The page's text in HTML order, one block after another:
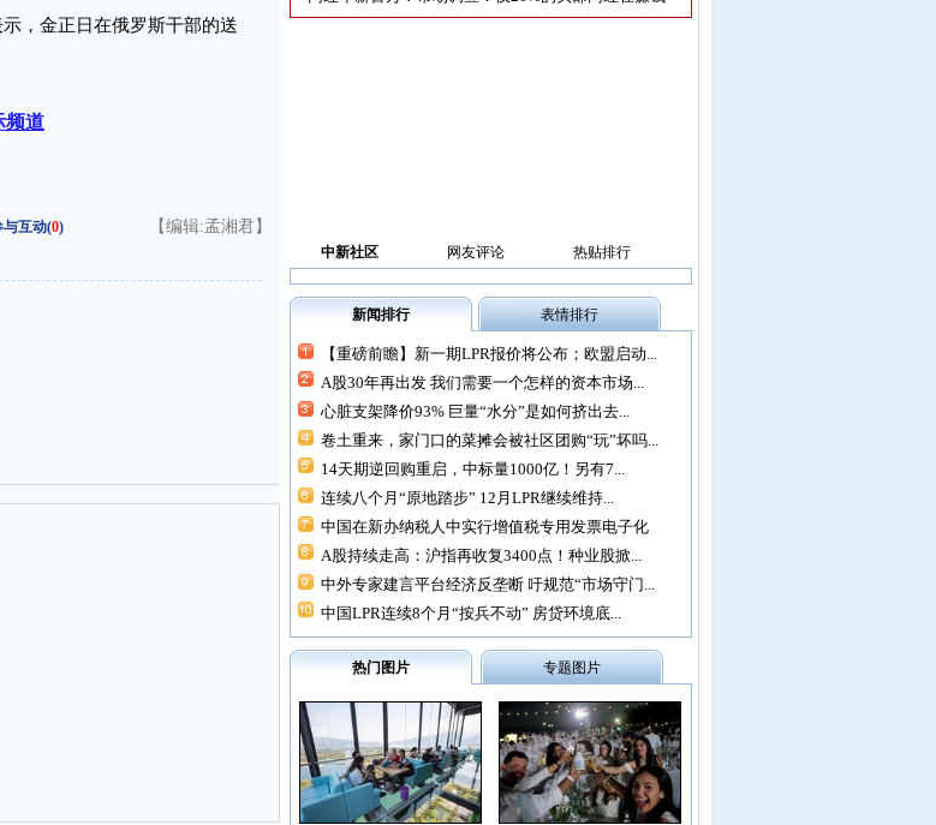
，金正日在俄罗斯干部的送
频道
与互动(0) 【编辑:孟湘君】
中新社区 网友评论 热贴排行
新闻排行 表情排行
【重磅前瞻】新一期LPR报价将公布；欧盟启动...
A股30年再出发 我们需要一个怎样的资本市场...
心脏支架降价93% 巨量“水分”是如何挤出去...
卷土重来，家门口的菜摊会被社区团购“玩”坏吗...
14天期逆回购重启，中标量1000亿！另有7...
连续八个月“原地踏步” 12月LPR继续维持...
中国在新办纳税人中实行增值税专用发票电子化
A股持续走高：沪指再收复3400点！种业股掀...
中外专家建言平台经济反垄断 吁规范“市场守门...
中国LPR连续8个月“按兵不动” 房贷环境底...
热门图片 专题图片